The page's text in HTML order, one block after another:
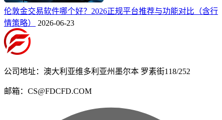
伦敦金交易软件哪个好？2026正规平台推荐与功能对比（含行
情策略）
2026-06-23
公司地址：澳大利亚维多利亚州墨尔本 罗素街118/252
邮箱：CS@FDCFD.COM